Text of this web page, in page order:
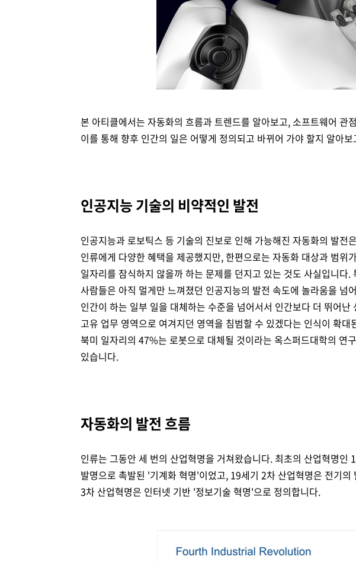
본 아티클에서는 자동화의 흐름과 트렌드를 알아보고, 소프트웨어 관
이를 통해 향후 인간의 일은 어떻게 정의되고 바뀌어 가야 할지 알아
인공지능 기술의 비약적인 발전
인공지능과 로보틱스 등 기술의 진보로 인해 가능해진 자동화의 발전
인류에게 다양한 혜택을 제공했지만, 한편으로는 자동화 대상과 범위
일자리를 잠식하지 않을까 하는 문제를 던지고 있는 것도 사실입니다
사람들은 아직 멀게만 느껴졌던 인공지능의 발전 속도에 놀라움을 넘
인간이 하는 일부 일을 대체하는 수준을 넘어서서 인간보다 더 뛰어
고유 업무 영역으로 여겨지던 영역을 침범할 수 있겠다는 인식이 확
북미 일자리의 47%는 로봇으로 대체될 것이라는 옥스퍼드대학의 연
있습니다.
자동화의 발전 흐름
인류는 그동안 세 번의 산업혁명을 거쳐왔습니다. 최초의 산업혁명인
발명으로 촉발된 '기계화 혁명'이었고, 19세기 2차 산업혁명은 전기
3차 산업혁명은 인터넷 기반 '정보기술 혁명'으로 정의합니다.